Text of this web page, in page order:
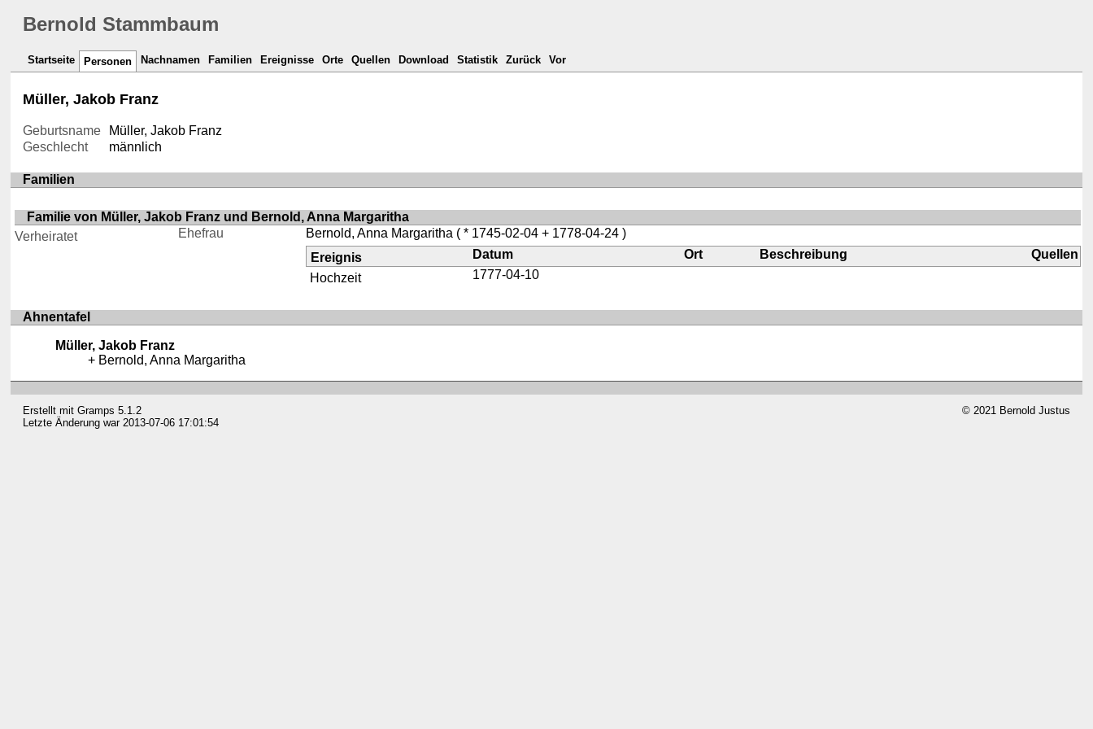
Bernold Stammbaum
Startseite Personen Nachnamen Familien Ereignisse Orte Quellen Download Statistik Zurück Vor
Müller, Jakob Franz
Geburtsname
Müller, Jakob Franz
Geschlecht
männlich
Familien
Familie von Müller, Jakob Franz und Bernold, Anna Margaritha
Verheiratet
Ehefrau Bernold, Anna Margaritha( * 1745-02-04 + 1778-04-24 )
Ereignis
Datum Ort Beschreibung
Quellen
Hochzeit
1777-04-10
Ahnentafel
Müller, Jakob Franz
Bernold, Anna Margaritha
Erstellt mitGramps 5.1.2
Letzte Änderung war 2013-07-06 17:01:54
© 2021 Bernold Justus